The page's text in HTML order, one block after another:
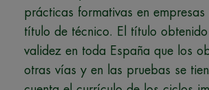
prácticas formativas en empresas
título de técnico. El título
validez en toda España que los
otras vías y en las pruebas se